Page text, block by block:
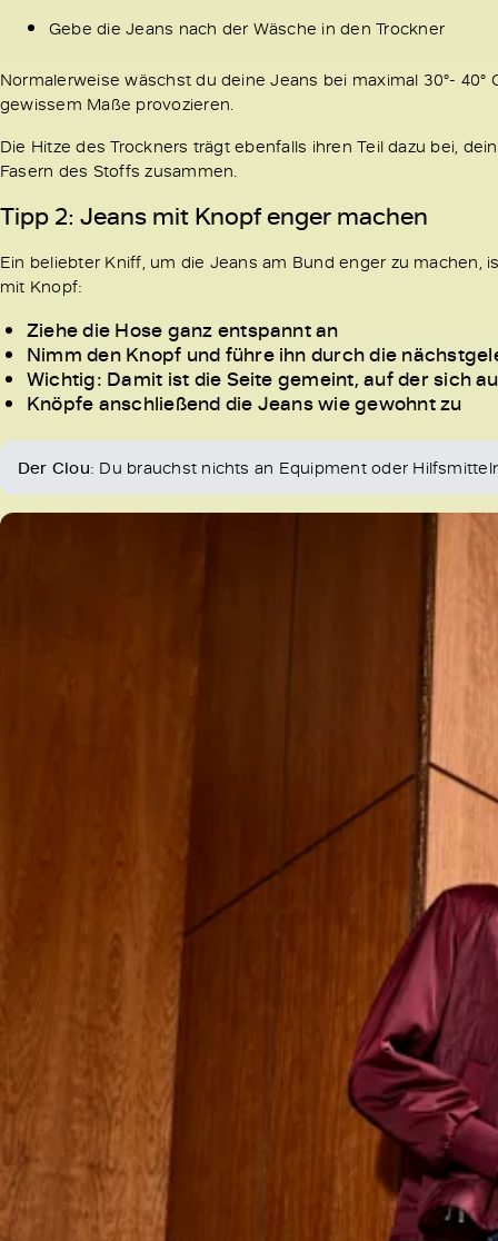
Gebe die Jeans nach der Wäsche in den Trockner
Normalerweise wäschst du deine Jeans bei maximal 30°-
gewissem Maße provozieren.
Die Hitze des Trockners trägt ebenfalls ihren Teil dazu bei,
Fasern des Stoffs zusammen.
Tipp 2: Jeans mit Knopf enger machen
Ein beliebter Kniff, um die Jeans am Bund enger zu machen,
mit Knopf:
Ziehe die Hose ganz entspannt an
Nimm den Knopf und führe ihn durch die
Wichtig: Damit ist die Seite gemeint, auf der sich
Knöpfe anschließend die Jeans wie gewohnt zu
Der Clou: Du brauchst nichts an Equipment oder